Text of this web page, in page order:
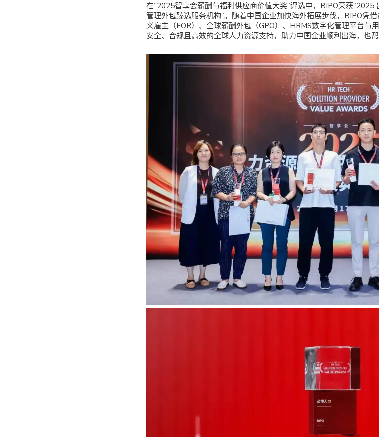
在“2025智享会薪酬与福利供应商价值大奖”评选中，BIPO荣获“2025
管理外包臻选服务机构”。随着中国企业加快海外拓展步伐，BIPO凭
义雇主（EOR）、全球薪酬外包（GPO）、HRMS数字化管理平台与
安全、合规且高效的全球人力资源支持，助力中国企业顺利出海，也